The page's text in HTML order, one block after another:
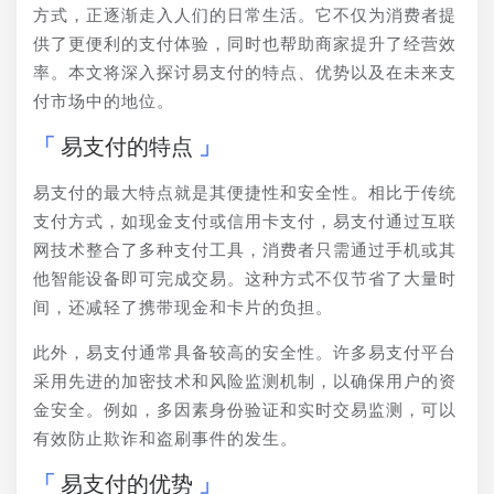
方式，正逐渐走入人们的日常生活。它不仅为消费者提
供了更便利的支付体验，同时也帮助商家提升了经营效
率。本文将深入探讨易支付的特点、优势以及在未来支
付市场中的地位。
易支付的特点
易支付的最大特点就是其便捷性和安全性。相比于传统
支付方式，如现金支付或信用卡支付，易支付通过互联
网技术整合了多种支付工具，消费者只需通过手机或其
他智能设备即可完成交易。这种方式不仅节省了大量时
间，还减轻了携带现金和卡片的负担。
此外，易支付通常具备较高的安全性。许多易支付平台
采用先进的加密技术和风险监测机制，以确保用户的资
金安全。例如，多因素身份验证和实时交易监测，可以
有效防止欺诈和盗刷事件的发生。
易支付的优势